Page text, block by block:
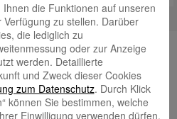
und Autoren
die Funktionen auf unseren
zu stellen. Darüber
die lediglich zu
oder zur Anzeige
werden. Detaillierte
und Zweck dieser Cookies
zum Datenschutz. Durch Klick
können Sie bestimmen, welche
Einwilligung verwenden dürfen.